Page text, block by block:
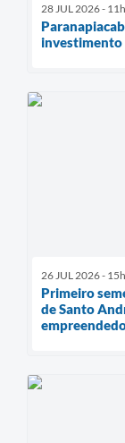
28 JUL 2026 -
investimento
26 JUL 2026 -
Primeiro
de Santo